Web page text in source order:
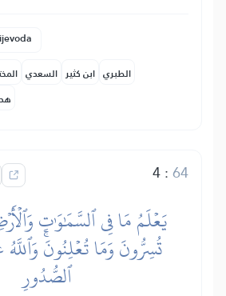
السعدي ابن كثير الطبري
4:64
يَعۡلَمُ مَا فِي ٱلسَّمَٰوَٰتِ
تُسِرُّونَ وَمَا تُعۡلِنُونَۚ
ٱلصُّدُورِ